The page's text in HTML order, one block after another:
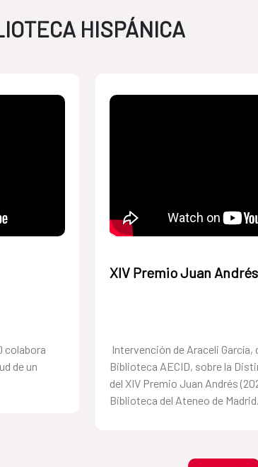
HISPÁNICA
colabora
de un
XIV Premio Juan
Intervención de Araceli García,
Biblioteca AECID, sobre la
del XIV Premio Juan Andrés
Biblioteca del Ateneo de Madrid.